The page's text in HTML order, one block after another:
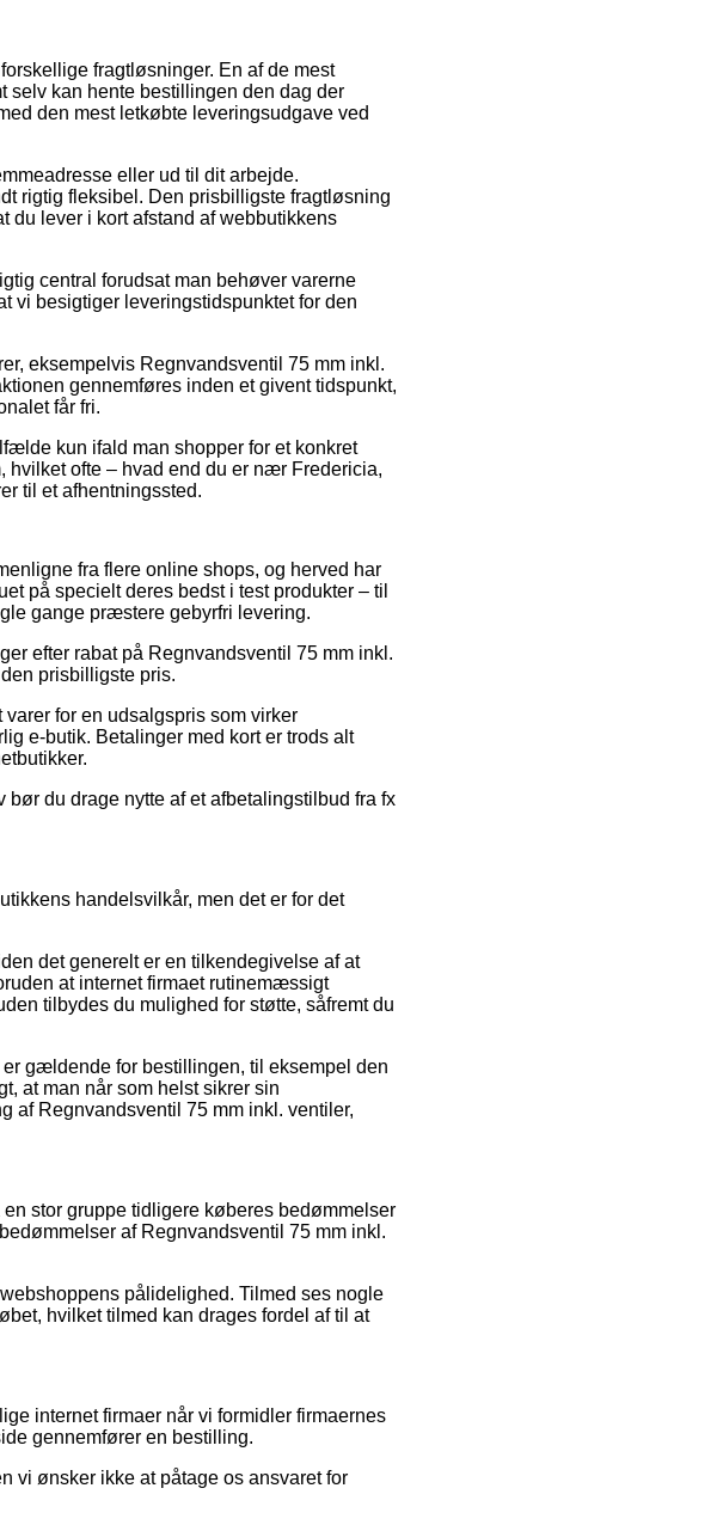
fragtløsninger. En af de mest
selv kan hente bestillingen den dag der
den mest letkøbte leveringsudgave ved
eller ud til dit arbejde.
rigtig fleksibel. Den prisbilligste fragtløsning
du lever i kort afstand af webbutikkens
central forudsat man behøver varerne
vi besigtiger leveringstidspunktet for den
eksempelvis Regnvandsventil 75 mm inkl.
gennemføres inden et givent tidspunkt,
får fri.
kun ifald man shopper for et konkret
ofte – hvad end du er nær Fredericia,
til et afhentningssted.
fra flere online shops, og herved har
på specielt deres bedst i test produkter – til
gange præstere gebyrfri levering.
efter rabat på Regnvandsventil 75 mm inkl.
prisbilligste pris.
for en udsalgspris som virker
e-butik. Betalinger med kort er trods alt
du drage nytte af et afbetalingstilbud fra fx
handelsvilkår, men det er for det
det generelt er en tilkendegivelse af at
at internet firmaet rutinemæssigt
tilbydes du mulighed for støtte, såfremt du
gældende for bestillingen, til eksempel den
at man når som helst sikrer sin
af Regnvandsventil 75 mm inkl. ventiler,
stor gruppe tidligere køberes bedømmelser
af Regnvandsventil 75 mm inkl.
pålidelighed. Tilmed ses nogle
hvilket tilmed kan drages fordel af til at
internet firmaer når vi formidler firmaernes
gennemfører en bestilling.
vi ønsker ikke at påtage os ansvaret for